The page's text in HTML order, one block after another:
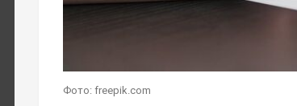
Фото: freepik.com